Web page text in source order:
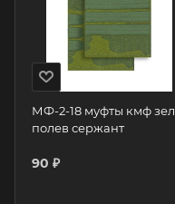
МФ-2-18 муфты кмф зел
полев сержант
90 ₽